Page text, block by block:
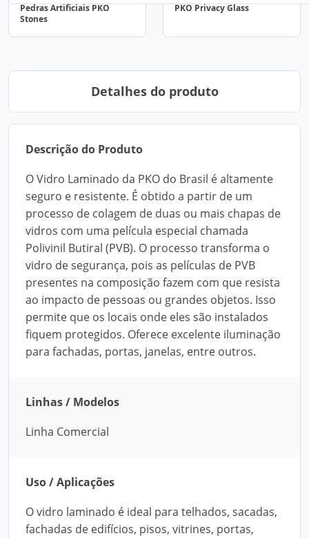
Pedras Artificiais PKO
Stones
PKO Privacy Glass
Detalhes do produto
Descrição do Produto
O Vidro Laminado da PKO do Brasil é altamente
seguro e resistente. É obtido a partir de um
processo de colagem de duas ou mais chapas de
vidros com uma película especial chamada
Polivinil Butiral (PVB). O processo transforma o
vidro de segurança, pois as películas de PVB
presentes na composição fazem com que resista
ao impacto de pessoas ou grandes objetos. Isso
permite que os locais onde eles são instalados
fiquem protegidos. Oferece excelente iluminação
para fachadas, portas, janelas, entre outros.
Linhas / Modelos
Linha Comercial
Uso / Aplicações
O vidro laminado é ideal para telhados, sacadas,
fachadas de edifícios, pisos, vitrines, portas,